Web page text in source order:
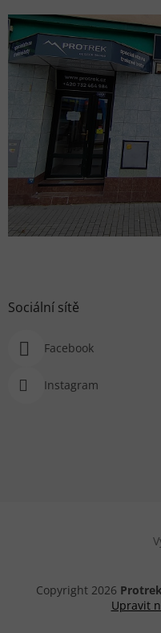
Sociální sítě
Facebook
Instagram
Copyright 2026
Upravit